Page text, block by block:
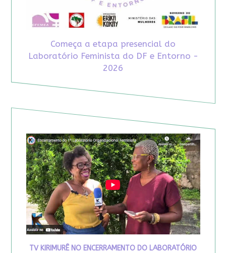
Começa a etapa presencial do
Laboratório Feminista do DF e Entorno -
2026
TV KIRIMURÊ NO ENCERRAMENTO DO LABORATÓRIO